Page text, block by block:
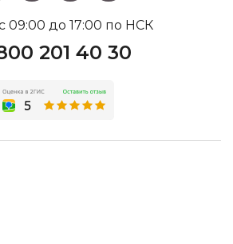
09:00 до 17:00 по НСК
201 40 30